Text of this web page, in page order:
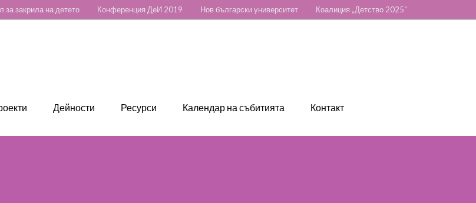
за закрила на детето Конференция ДеИ 2019 Нов български университет Коалиция „Детство 2025“
Дейности Ресурси Календар на събитията Контакт